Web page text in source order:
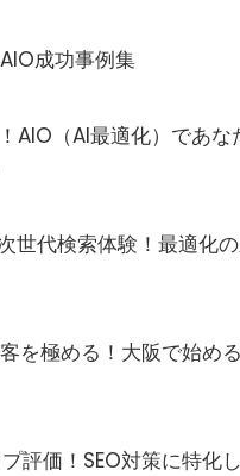
成功事例集
AIO（AI最適化）であな
世代検索体験！最適化
を極める！大阪で始め
評価！SEO対策に特化